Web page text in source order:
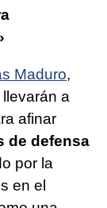
Maduro,
a
afinar
de defensa
por la
en el